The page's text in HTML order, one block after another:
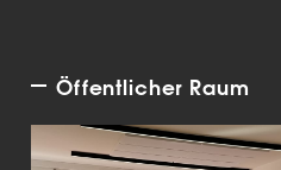
Öffentlicher Raum